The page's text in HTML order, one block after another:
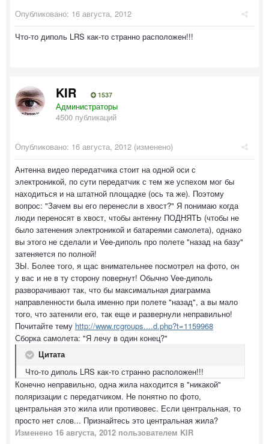
Опубликовано: 16 августа, 2012
Что-то диполь LRS как-то странно расположен!!!
KIR 1537
Администраторы
4500 публикаций
Опубликовано: 16 августа, 2012 (изменено)
Антенна видео передатчика стоит на одной оси с
электроникой, по сути передатчик с тем же успехом мог бы
находиться и на штатной площадке (ось та же). Поэтому
вопрос: "Зачем вы его перенесли в хвост?" Я понимаю когда
люди переносят в хвост, чтобы антенну ПОДНЯТЬ (чтобы не
было затенения электроникой и батареями самолета), однако
вы этого не сделали и Vee-диполь про полете "назад на базу"
затеняется по полной!
ЗЫ. Более того, я щас внимательнее посмотрел на фото, он
у вас и не в ту сторону повернут! Обычно Vee-диполь
разворачивают так, что бы максимальная диаграмма
направленности была именно при полете "назад", а вы мало
того, что затенили его, так еще и развернули неправильно!
Почитайте тему http://www.rcgroups....d.php?t=1159968
Сборка самолета: "Я лечу в один конец?"
Цитата
Что-то диполь LRS как-то странно расположен!!!
Конечно неправильно, одна жила находится в "никакой"
поляризации с передатчиком. Не понятно по фото,
центральная это жила или противовес. Если центральная, то
просто нет слов... Признайтесь это центральная жила?
Изменено 16 августа, 2012 пользователем KIR